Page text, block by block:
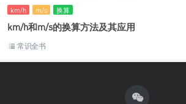
km/h m/s 换算
km/h和m/s的换算方法及其应用
常识全书